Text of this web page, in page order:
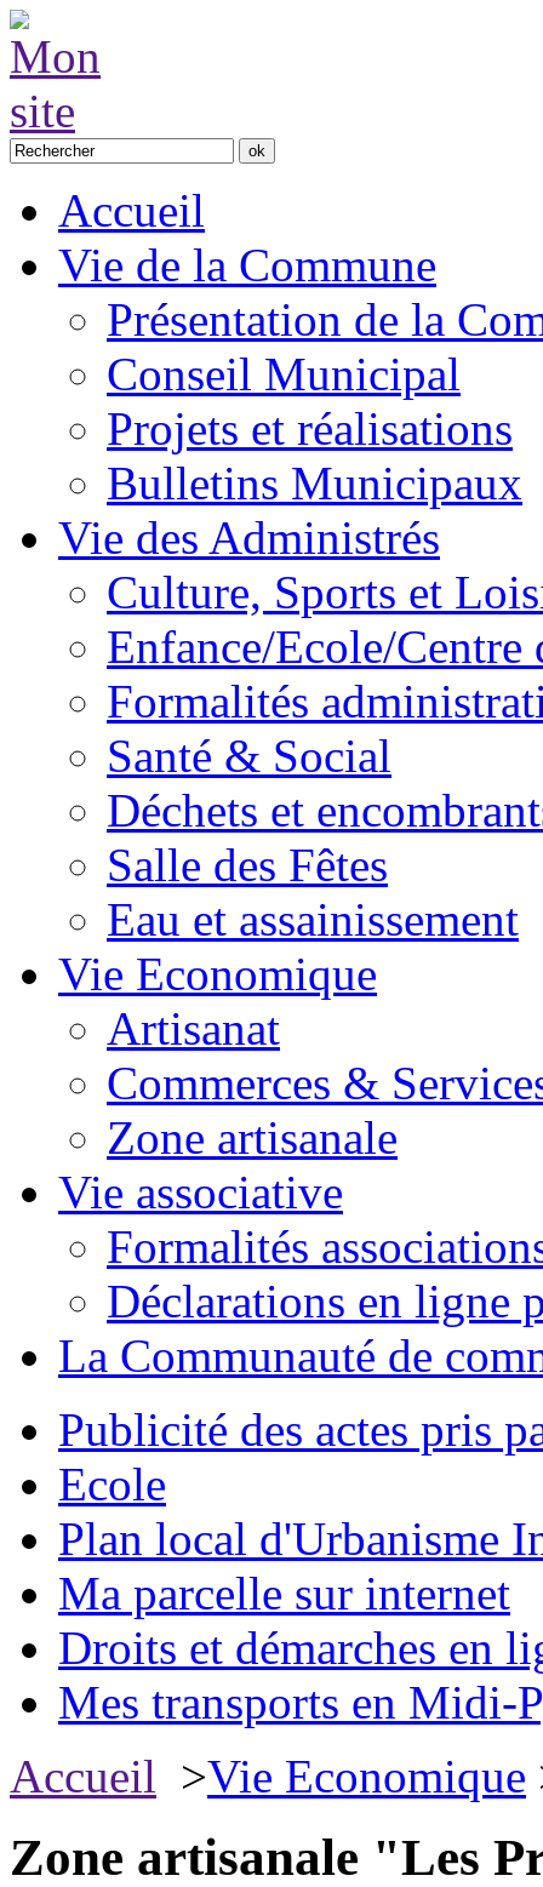
Accueil
Vie de la Commune
Présentation de la
Conseil Municipal
Projets et réalisations
Bulletins Municipaux
Vie des Administrés
Culture, Sports et
Enfance/Ecole/Centre
Formalités
Santé & Social
Déchets et
Salle des Fêtes
Eau et assainissement
Vie Economique
Artisanat
Commerces &
Zone artisanale
Vie associative
Formalités
Déclarations en ligne
La Communauté de
Publicité des actes pris
Ecole
Plan local d'Urbanisme
Ma parcelle sur internet
Droits et démarches en
Mes transports en Midi-
Accueil >Vie Economique
Zone artisanale "Les